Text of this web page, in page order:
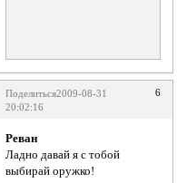
Поделиться 6
2009-08-31
20:02:16
Реван
Ладно давай я с тобой
выбирай оружко!